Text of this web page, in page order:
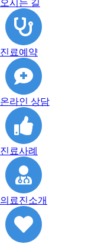
오시는 길
진료예약
온라인 상담
진료사례
의료진소개